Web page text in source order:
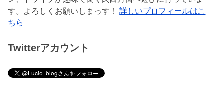
す。よろしくお願いしまっす！詳しいプロフィールはこ
ちら
Twitterアカウント